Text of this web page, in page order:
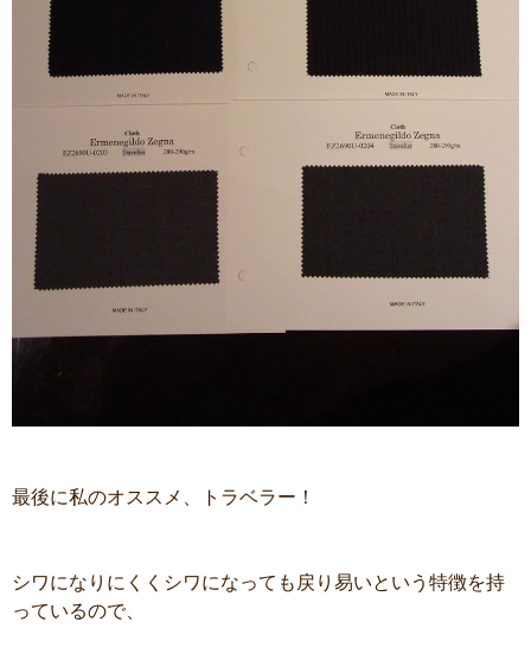
最後に私のオススメ、トラベラー！
シワになりにくくシワになっても戻り易いという特徴を持
っているので、